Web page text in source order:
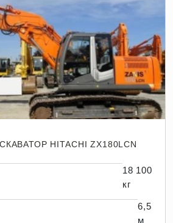
HITACHI ZX180LCN
18 100
кг
6,5
м